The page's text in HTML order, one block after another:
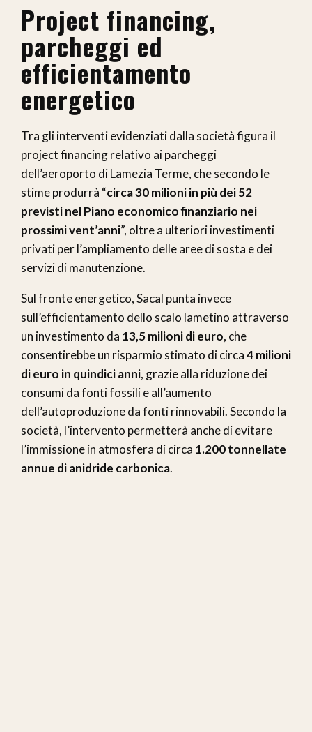
Project financing,
parcheggi ed
efficientamento
energetico
Tra gli interventi evidenziati dalla società figura il
project financing relativo ai parcheggi
dell’aeroporto di Lamezia Terme, che secondo le
stime produrrà “circa 30 milioni in più dei 52
previsti nel Piano economico finanziario nei
prossimi vent’anni”, oltre a ulteriori investimenti
privati per l’ampliamento delle aree di sosta e dei
servizi di manutenzione.
Sul fronte energetico, Sacal punta invece
sull’efficientamento dello scalo lametino attraverso
un investimento da 13,5 milioni di euro, che
consentirebbe un risparmio stimato di circa4 milioni
di euro in quindici anni, grazie alla riduzione dei
consumi da fonti fossili e all’aumento
dell’autoproduzione da fonti rinnovabili. Secondo la
società, l’intervento permetterà anche di evitare
l’immissione in atmosfera di circa 1.200 tonnellate
annue di anidride carbonica.